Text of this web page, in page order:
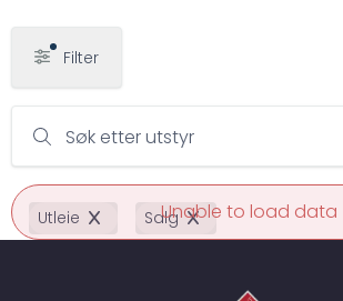
Filter
Søk etter utstyr
Utleie SalgUnable to load data